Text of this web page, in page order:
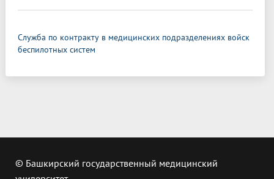
Служба по контракту в медицинских подразделениях войск
беспилотных систем
© Башкирский государственный медицинский